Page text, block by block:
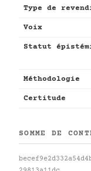
Type de
Voix
Statut
Méthodologie
Certitude
SOMME DE